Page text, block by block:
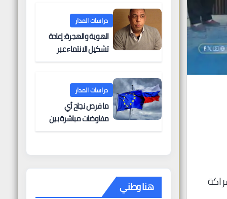
دراسات المدار
الهوية والهجرة: إعادة
تشكيل الانتماء عبر
دراسات المدار
ما فرص نجاح أي
مفاوضات مباشرة بين
هنا وطني